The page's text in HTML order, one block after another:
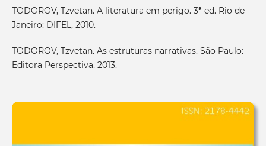
TODOROV, Tzvetan. A literatura em perigo. 3ª ed. Rio de
Janeiro: DIFEL, 2010.
TODOROV, Tzvetan. As estruturas narrativas. São Paulo:
Editora Perspectiva, 2013.